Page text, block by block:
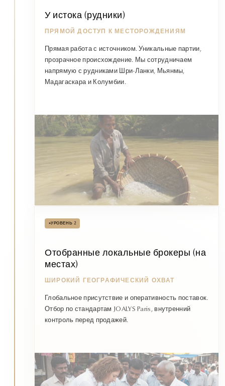
У истока (рудники)
ПРЯМОЙ ДОСТУП К МЕСТОРОЖДЕНИЯМ
Прямая работа с источником. Уникальные партии,
прозрачное происхождение. Мы сотрудничаем
напрямую с рудниками Шри-Ланки, Мьянмы,
Мадагаскара и Колумбии.
•УРОВЕНЬ 2
Отобранные локальные брокеры (на
местах)
ШИРОКИЙ ГЕОГРАФИЧЕСКИЙ ОХВАТ
Глобальное присутствие и оперативность поставок.
Отбор по стандартам JOALYS Paris, внутренний
контроль перед продажей.